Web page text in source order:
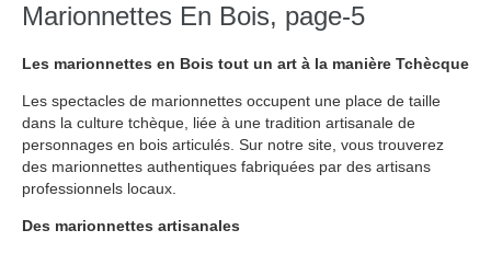
Marionnettes En Bois, page-5
Les marionnettes en Bois tout un art à la manière Tchècque
Les spectacles de marionnettes occupent une place de taille
dans la culture tchèque, liée à une tradition artisanale de
personnages en bois articulés. Sur notre site, vous trouverez
des marionnettes authentiques fabriquées par des artisans
professionnels locaux.
Des marionnettes artisanales